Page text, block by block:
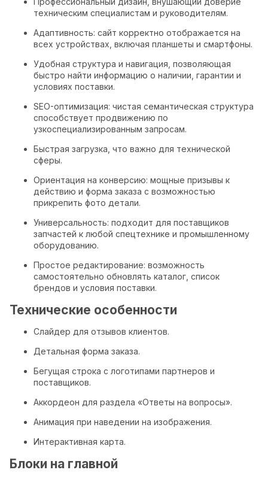
техническим специалистам и руководителям.
Адаптивность: сайт корректно отображается на
всех устройствах, включая планшеты и смартфоны.
Удобная структура и навигация, позволяющая
быстро найти информацию о наличии, гарантии и
условиях поставки.
SEO-оптимизация: чистая семантическая структура
способствует продвижению по
узкоспециализированным запросам.
Быстрая загрузка, что важно для технической
сферы.
Ориентация на конверсию: мощные призывы к
действию и форма заказа с возможностью
прикрепить фото детали.
Универсальность: подходит для поставщиков
запчастей к любой спецтехнике и промышленному
оборудованию.
Простое редактирование: возможность
самостоятельно обновлять каталог, список
брендов и условия поставки.
Технические особенности
Слайдер для отзывов клиентов.
Детальная форма заказа.
Бегущая строка с логотипами партнеров и
поставщиков.
Аккордеон для раздела «Ответы на вопросы».
Анимация при наведении на изображения.
Интерактивная карта.
Блоки на главной